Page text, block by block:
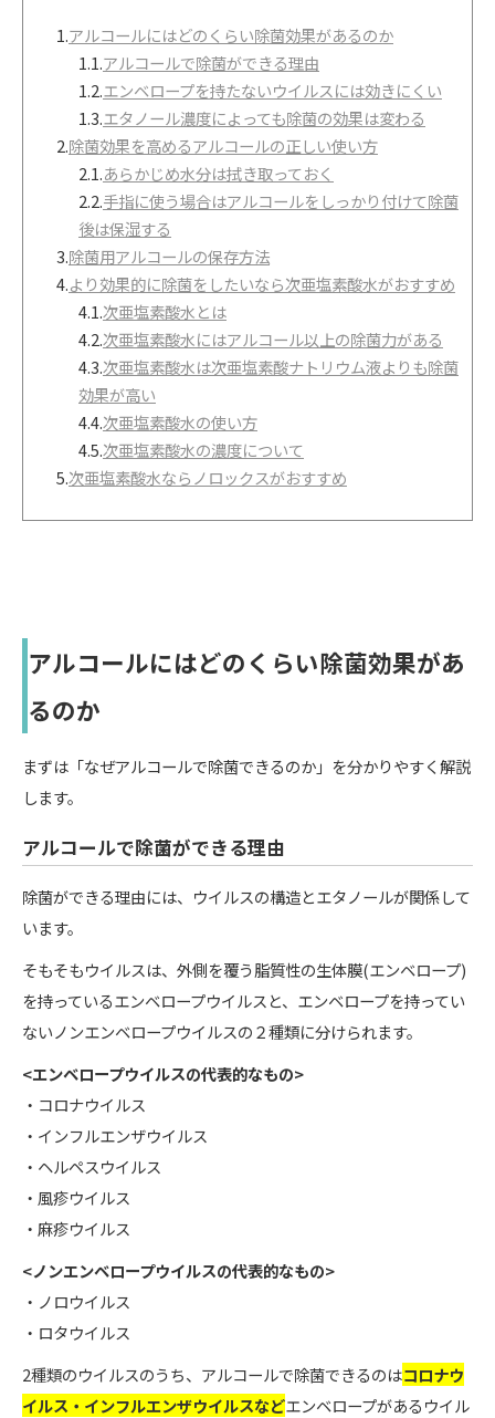
1.アルコールにはどのくらい除菌効果があるのか
1.1.アルコールで除菌ができる理由
1.2.エンベロープを持たないウイルスには効きにくい
1.3.エタノール濃度によっても除菌の効果は変わる
2.除菌効果を高めるアルコールの正しい使い方
2.1.あらかじめ水分は拭き取っておく
2.2.手指に使う場合はアルコールをしっかり付けて除菌
後は保湿する
3.除菌用アルコールの保存方法
4.より効果的に除菌をしたいなら次亜塩素酸水がおすすめ
4.1.次亜塩素酸水とは
4.2.次亜塩素酸水にはアルコール以上の除菌力がある
4.3.次亜塩素酸水は次亜塩素酸ナトリウム液よりも除菌
効果が高い
4.4.次亜塩素酸水の使い方
4.5.次亜塩素酸水の濃度について
5.次亜塩素酸水ならノロックスがおすすめ
アルコールにはどのくらい除菌効果があ
るのか
まずは「なぜアルコールで除菌できるのか」を分かりやすく解説
します。
アルコールで除菌ができる理由
除菌ができる理由には、ウイルスの構造とエタノールが関係して
います。
そもそもウイルスは、外側を覆う脂質性の生体膜(エンベロープ)
を持っているエンベロープウイルスと、エンベロープを持ってい
ないノンエンベロープウイルスの２種類に分けられます。
<エンベロープウイルスの代表的なもの>
・コロナウイルス
・インフルエンザウイルス
・ヘルペスウイルス
・風疹ウイルス
・麻疹ウイルス
<ノンエンベロープウイルスの代表的なもの>
・ノロウイルス
・ロタウイルス
2種類のウイルスのうち、アルコールで除菌できるのはコロナウ
イルス・インフルエンザウイルスなどエンベロープがあるウイル